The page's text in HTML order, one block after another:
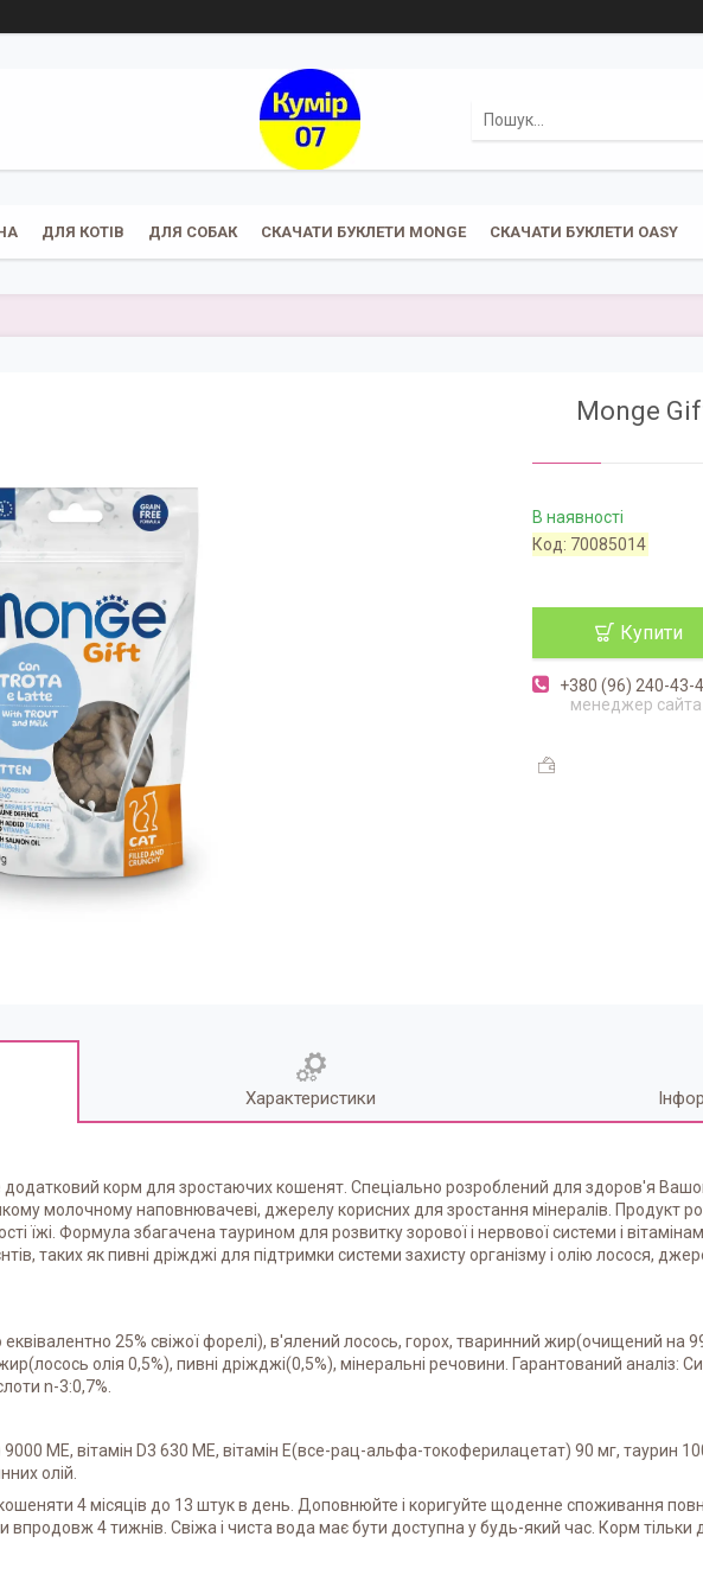
ДЛЯ КОТІВ ДЛЯ СОБАК СКАЧАТИ БУКЛЕТИ MONGE СКАЧАТИ БУКЛЕТИ OASY
Monge
В наявності
Код: 70085014
Купити
+380 (96) 240-43-
менеджер сайта
Характеристики
додатковий корм для зростаючих кошенят. Спеціально розроблений для здоров'я
молочному наповнювачеві, джерелу корисних для зростання мінералів. Продукт
їжі. Формула збагачена таурином для розвитку зорової і нервової системи і
таких як пивні дріжджі для підтримки системи захисту організму і олію лосося,
25% свіжої форелі), в'ялений лосось, горох, тваринний жир(очищений на
олія 0,5%), пивні дріжджі(0,5%), мінеральні речовини. Гарантований аналіз:
n-3:0,7%.
9000 МЕ, вітамін D3 630 МЕ, вітамін Е(все-рац-альфа-токоферилацетат) 90 мг, таурин
олій.
4 місяців до 13 штук в день. Доповнюйте і коригуйте щоденне споживання
4 тижнів. Свіжа і чиста вода має бути доступна у будь-який час. Корм тільки